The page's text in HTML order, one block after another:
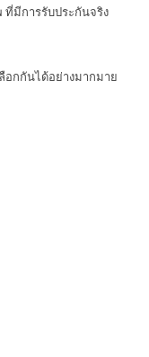
มีการรับประกันจริง
กกันได้อย่างมากมาย